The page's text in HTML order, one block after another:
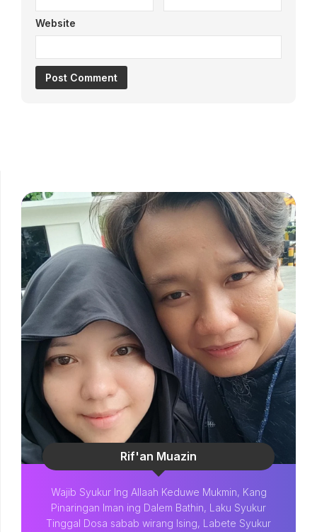
Website
Rif'an Muazin
Wajib Syukur Ing Allaah Keduwe Mukmin, Kang
Pinaringan Iman ing Dalem Bathin, Laku Syukur
Tinggal Dosa sabab wirang Ising, Labete Syukur